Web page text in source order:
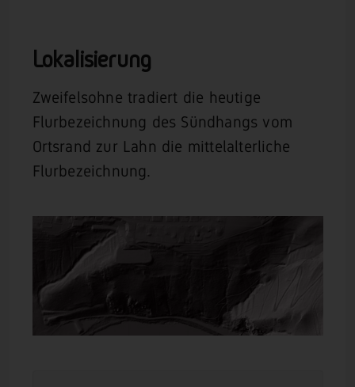
Lokalisierung
Zweifelsohne tradiert die heutige
Flurbezeichnung des Sündhangs vom
Ortsrand zur Lahn die mittelalterliche
Flurbezeichnung.